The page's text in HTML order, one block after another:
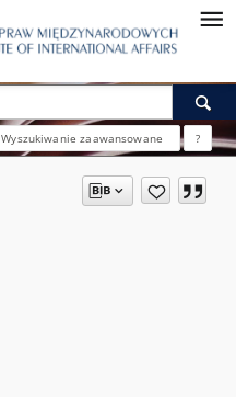
Wyszukiwanie zaawansowane ?